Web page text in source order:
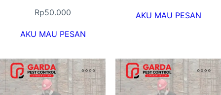
Rp50.000
AKU MAU PESAN
AKU MAU PESAN